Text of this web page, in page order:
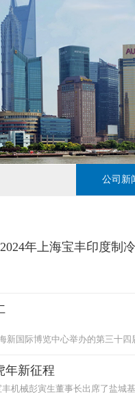
公司新
年上海宝丰印度制
新国际博览中心举办的第三十四
年新征程
机械彭寅生董事长出席了盐城